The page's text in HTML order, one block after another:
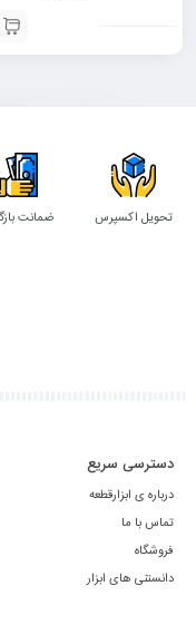
تحویل اکسپرس ضمانت
دسترسی سریع
درباره ی ابزارقطعه
تماس با ما
فروشگاه
دانستنی های ابزار